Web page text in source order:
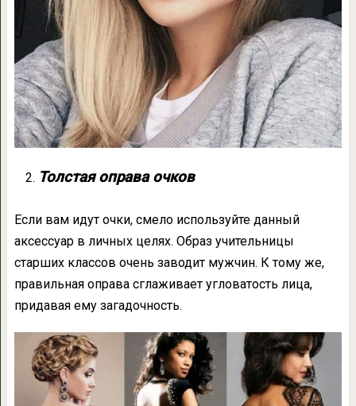
Толстая оправа очков
Если вам идут очки, смело используйте данный
аксессуар в личных целях. Образ учительницы
старших классов очень заводит мужчин. К тому же,
правильная оправа сглаживает угловатость лица,
придавая ему загадочность.